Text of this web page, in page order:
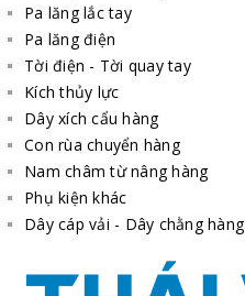
Pa lăng lắc tay
Pa lăng điện
Tời điện - Tời quay tay
Kích thủy lực
Dây xích cẩu hàng
Con rùa chuyển hàng
Nam châm từ nâng hàng
Phụ kiện khác
Dây cáp vải - Dây chằng hàng